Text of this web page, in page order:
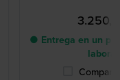
● Entrega en un